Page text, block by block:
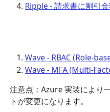
Ripple - 請求書に割引
Wave - RBAC (Role-
Wave - MFA (Multi-
注意点：Azure 実装により
トが変更になります。